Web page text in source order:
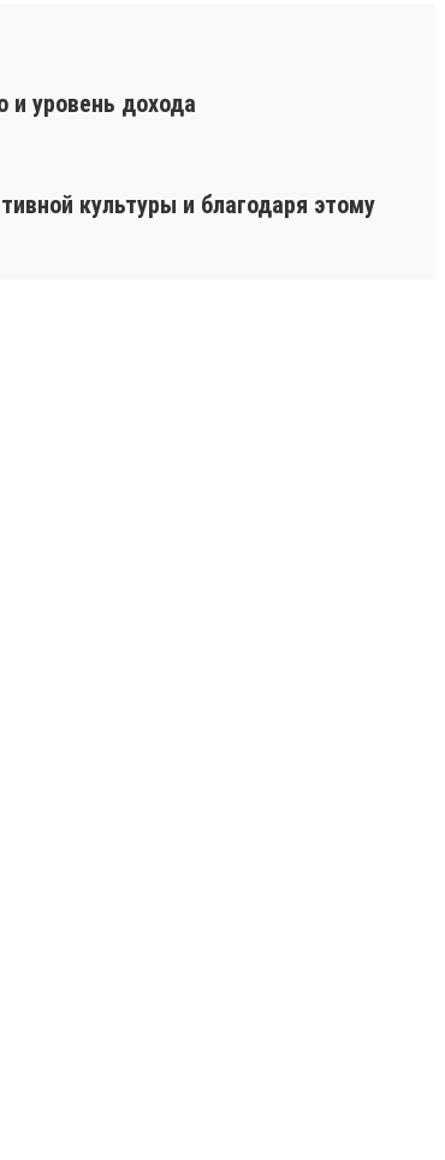
и уровень дохода
культуры и благодаря этому